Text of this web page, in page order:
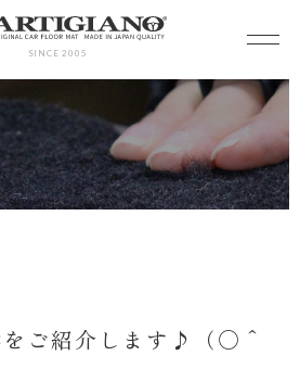
SINCE 2005
ご紹介します♪（○＾